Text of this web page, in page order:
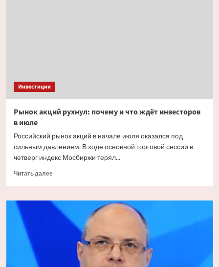
Инвестиции
Рынок акций рухнул: почему и что ждёт инвесторов
в июле
Российский рынок акций в начале июля оказался под
сильным давлением. В ходе основной торговой сессии в
четверг индекс Мосбиржи терял...
Читать далееПрочитать
Рынок
акций
рухнул:
инвесторов